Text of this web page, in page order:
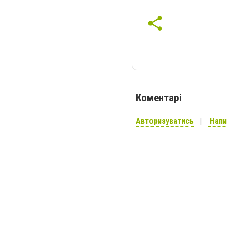
Коментарі
Авторизуватись